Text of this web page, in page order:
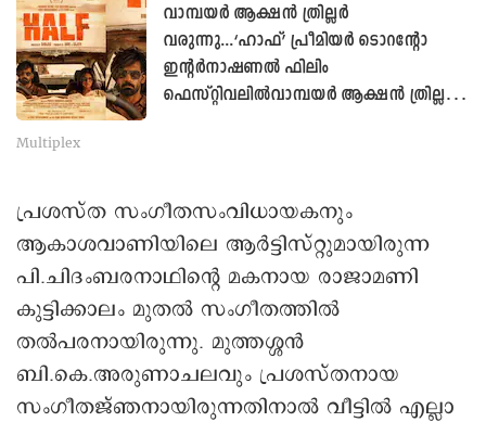
വാമ്പയര്‍ ആക്ഷന്‍ ത്രില്ലര്‍
വരുന്നു...‘ഹാഫ്’ പ്രീമിയര്‍ ടൊറന്റോ
ഇന്റര്‍നാഷണല്‍ ഫിലിം
ഫെസ്റ്റിവലില്‍വാമ്പയര്‍ ആക്ഷന്‍ ത്രില്ലര്‍
Multiplex
പ്രശസ്ത സംഗീതസംവിധായകനും
ആകാശവാണിയിലെ ആര്‍ട്ടിസ്റ്റുമായിരുന്ന
പി.ചിദംബരനാഥിന്റെ മകനായ രാജാമണി
കുട്ടിക്കാലം മുതല്‍ സംഗീതത്തില്‍
തൽപരനായിരുന്നു. മുത്തശ്ശന്‍
ബി.കെ.അരുണാചലവും പ്രശസ്തനായ
സംഗീതജ്ഞനായിരുന്നതിനാല്‍ വീട്ടില്‍ എല്ലാ